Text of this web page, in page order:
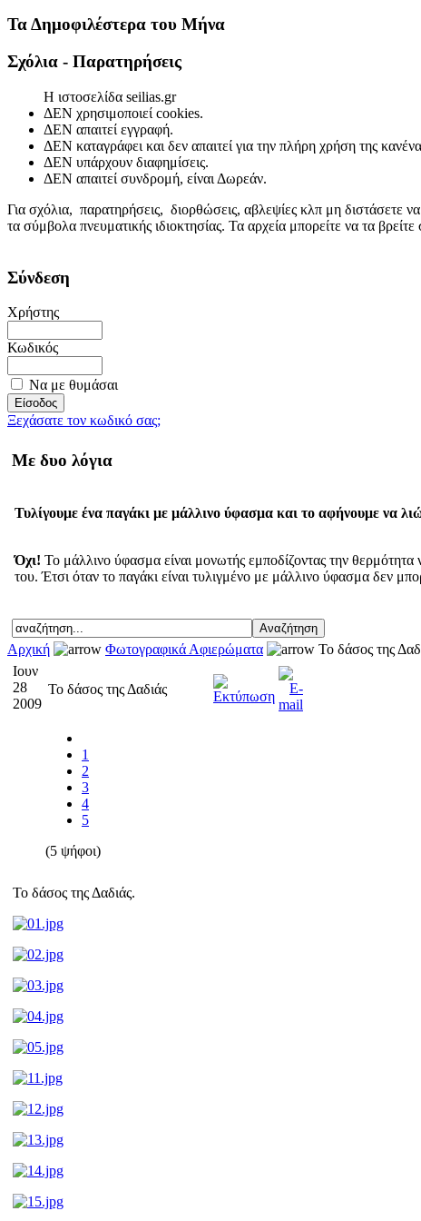
Τα Δημοφιλέστερα του Μήνα
Σχόλια - Παρατηρήσεις
Η ιστοσελίδα seilias.gr
ΔΕΝ χρησιμοποιεί cookies.
ΔΕΝ απαιτεί εγγραφή.
ΔΕΝ καταγράφει και δεν απαιτεί για την πλήρη χρήση της
ΔΕΝ υπάρχουν διαφημίσεις.
ΔΕΝ απαιτεί συνδρομή, είναι Δωρεάν.
Για σχόλια, παρατηρήσεις, διορθώσεις, αβλεψίες κλπ μη διστάσετε
τα σύμβολα πνευματικής ιδιοκτησίας. Τα αρχεία μπορείτε να τα βρείτε
Σύνδεση
Χρήστης
Κωδικός
Να με θυμάσαι
Ξεχάσατε τον κωδικό σας;
Με δυο λόγια
Τυλίγουμε ένα παγάκι με μάλλινο ύφασμα και το αφήνουμε να
Όχι! Το μάλλινο ύφασμα είναι μονωτής εμποδίζοντας την
του. Έτσι όταν το παγάκι είναι τυλιγμένο με μάλλινο ύφασμα δεν
Αρχική Φωτογραφικά Αφιερώματα
Το δάσος της
Ιουν
28
2009
Το δάσος της Δαδιάς
1
2
3
4
5
(5 ψήφοι)
Το δάσος της Δαδιάς.